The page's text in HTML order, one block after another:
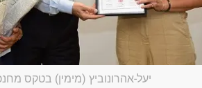
יעל-אהרונוביץ (מימין) בטקס